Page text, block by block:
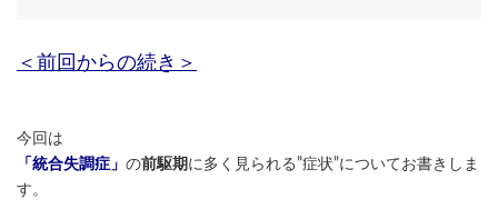
＜前回からの続き＞
今回は
「統合失調症」 の前駆期 に多く見られる”症状”についてお書きしま
す。